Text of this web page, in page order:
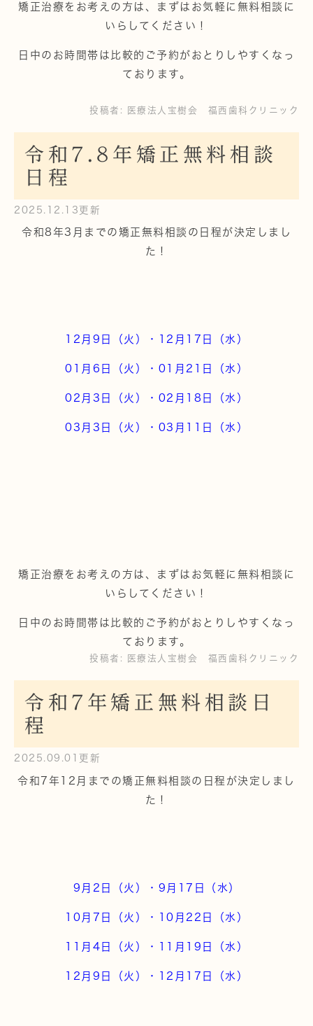
矯正治療をお考えの方は、まずはお気軽に無料相談に
いらしてください！
日中のお時間帯は比較的ご予約がおとりしやすくなっ
ております。
投稿者: 医療法人宝樹会 福西歯科クリニック
令和7.8年矯正無料相談
日程
2025.12.13更新
令和8年3月までの矯正無料相談の日程が決定しまし
た！
12月9日（火）・12月17日（水）
01月6日（火）・01月21日（水）
02月3日（火）・02月18日（水）
03月3日（火）・03月11日（水）
矯正治療をお考えの方は、まずはお気軽に無料相談に
いらしてください！
日中のお時間帯は比較的ご予約がおとりしやすくなっ
ております。
投稿者: 医療法人宝樹会 福西歯科クリニック
令和7年矯正無料相談日
程
2025.09.01更新
令和7年12月までの矯正無料相談の日程が決定しまし
た！
9月2日（火）・9月17日（水）
10月7日（火）・10月22日（水）
11月4日（火）・11月19日（水）
12月9日（火）・12月17日（水）